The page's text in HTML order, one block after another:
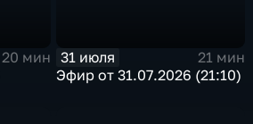
20 мин
31 июля
21 мин
Эфир от 31.07.2026 (21:10)